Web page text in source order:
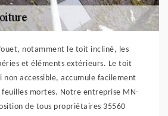
notamment le toit incliné, les
et éléments extérieurs. Le toit
accessible, accumule facilement
feuilles mortes. Notre entreprise MN-
de tous propriétaires 35560